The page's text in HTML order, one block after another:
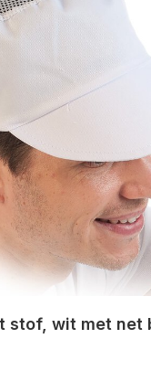
stof, wit met net